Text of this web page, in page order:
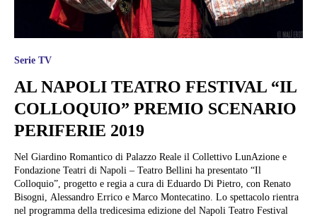
Serie TV
AL NAPOLI TEATRO FESTIVAL “IL
COLLOQUIO” PREMIO SCENARIO
PERIFERIE 2019
Nel Giardino Romantico di Palazzo Reale il Collettivo LunAzione e
Fondazione Teatri di Napoli – Teatro Bellini ha presentato “Il
Colloquio”, progetto e regia a cura di Eduardo Di Pietro, con Renato
Bisogni, Alessandro Errico e Marco Montecatino. Lo spettacolo rientra
nel programma della tredicesima edizione del Napoli Teatro Festival